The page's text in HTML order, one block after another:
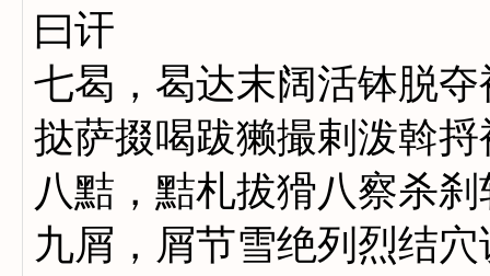
曰讦
七曷，曷达末阔活钵脱
挞萨掇喝跋獭撮剌泼斡
八黠，黠札拔猾八察杀
九屑，屑节雪绝列烈结